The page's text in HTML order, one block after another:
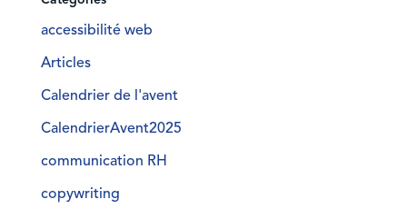
accessibilité web
Articles
Calendrier de l'avent
CalendrierAvent2025
communication RH
copywriting